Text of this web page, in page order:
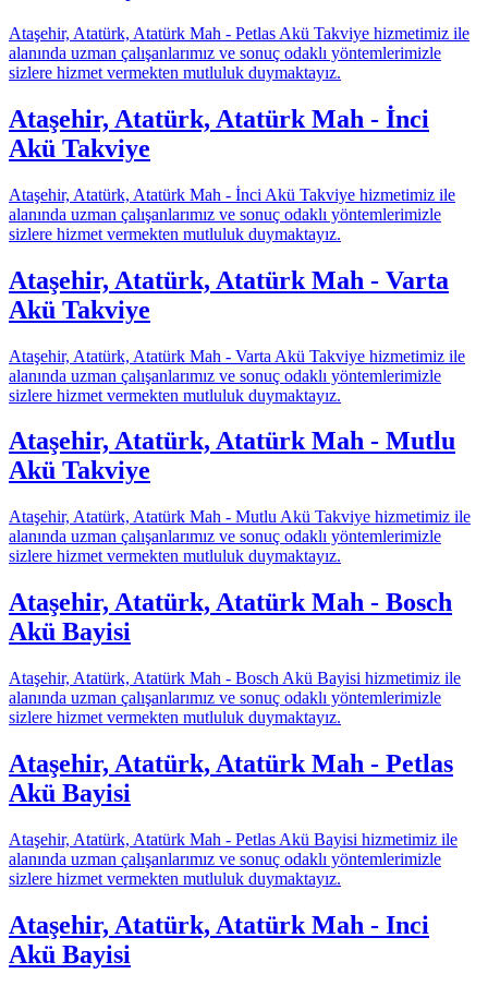
Ataşehir, Atatürk, Atatürk Mah - Petlas Akü Takviye hizmetimiz ile
alanında uzman çalışanlarımız ve sonuç odaklı yöntemlerimizle
sizlere hizmet vermekten mutluluk duymaktayız.
Ataşehir, Atatürk, Atatürk Mah - İnci
Akü Takviye
Ataşehir, Atatürk, Atatürk Mah - İnci Akü Takviye hizmetimiz ile
alanında uzman çalışanlarımız ve sonuç odaklı yöntemlerimizle
sizlere hizmet vermekten mutluluk duymaktayız.
Ataşehir, Atatürk, Atatürk Mah - Varta
Akü Takviye
Ataşehir, Atatürk, Atatürk Mah - Varta Akü Takviye hizmetimiz ile
alanında uzman çalışanlarımız ve sonuç odaklı yöntemlerimizle
sizlere hizmet vermekten mutluluk duymaktayız.
Ataşehir, Atatürk, Atatürk Mah - Mutlu
Akü Takviye
Ataşehir, Atatürk, Atatürk Mah - Mutlu Akü Takviye hizmetimiz ile
alanında uzman çalışanlarımız ve sonuç odaklı yöntemlerimizle
sizlere hizmet vermekten mutluluk duymaktayız.
Ataşehir, Atatürk, Atatürk Mah - Bosch
Akü Bayisi
Ataşehir, Atatürk, Atatürk Mah - Bosch Akü Bayisi hizmetimiz ile
alanında uzman çalışanlarımız ve sonuç odaklı yöntemlerimizle
sizlere hizmet vermekten mutluluk duymaktayız.
Ataşehir, Atatürk, Atatürk Mah - Petlas
Akü Bayisi
Ataşehir, Atatürk, Atatürk Mah - Petlas Akü Bayisi hizmetimiz ile
alanında uzman çalışanlarımız ve sonuç odaklı yöntemlerimizle
sizlere hizmet vermekten mutluluk duymaktayız.
Ataşehir, Atatürk, Atatürk Mah - Inci
Akü Bayisi